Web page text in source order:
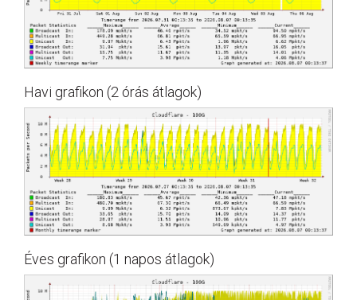
Havi grafikon (2 órás átlagok)
Éves grafikon (1 napos átlagok)